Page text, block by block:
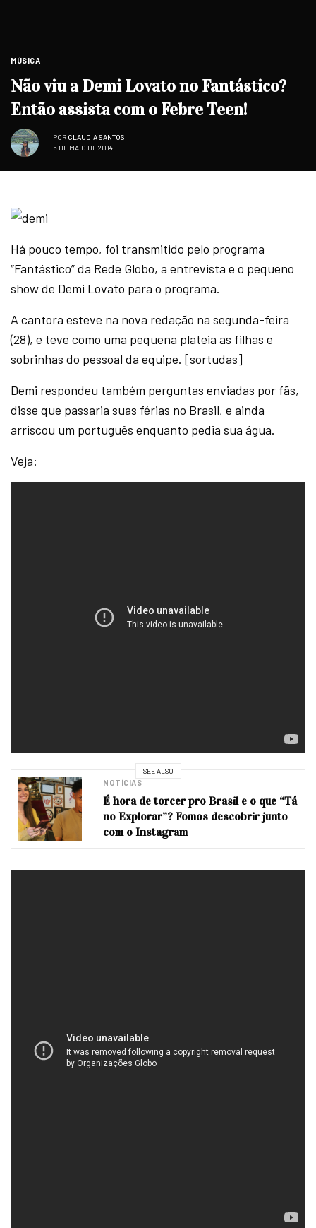
MÚSICA
Não viu a Demi Lovato no Fantástico?
Então assista com o Febre Teen!
POR CLÁUDIA SANTOS
5 DE MAIO DE 2014
Há pouco tempo, foi transmitido pelo programa
“Fantástico” da Rede Globo, a entrevista e o pequeno
show de Demi Lovato para o programa.
A cantora esteve na nova redação na segunda-feira
(28), e teve como uma pequena plateia as filhas e
sobrinhas do pessoal da equipe. [sortudas]
Demi respondeu também perguntas enviadas por fãs,
disse que passaria suas férias no Brasil, e ainda
arriscou um português enquanto pedia sua água.
Veja:
SEE ALSO
NOTÍCIAS
É hora de torcer pro Brasil e o que “Tá
no Explorar”? Fomos descobrir junto
com o Instagram